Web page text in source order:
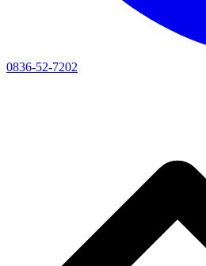
0836-52-7202